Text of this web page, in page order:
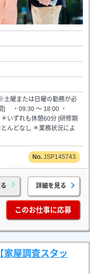
曜または日曜の勤務が必
] ・09:30 ～ 18:00 ・
いずれも休憩60分 [研修期
んどなし ＊業務状況によ
JSP145743
詳細を見る
このお仕事に応募
家屋調査スタッ